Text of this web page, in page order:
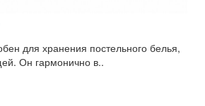
для хранения постельного белья,
Он гармонично в..